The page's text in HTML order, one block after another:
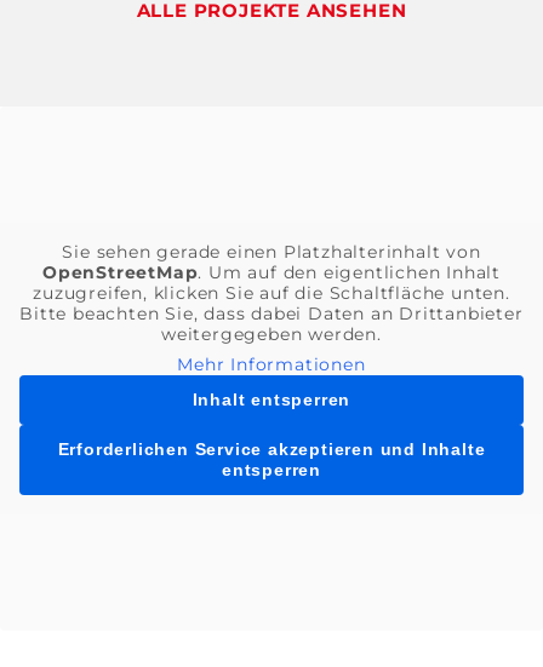
ALLE PROJEKTE ANSEHEN
Sie sehen gerade einen Platzhalterinhalt von
OpenStreetMap. Um auf den eigentlichen Inhalt
zuzugreifen, klicken Sie auf die Schaltfläche unten.
Bitte beachten Sie, dass dabei Daten an Drittanbieter
weitergegeben werden.
Mehr Informationen
Inhalt entsperren
Erforderlichen Service akzeptieren und Inhalte
entsperren